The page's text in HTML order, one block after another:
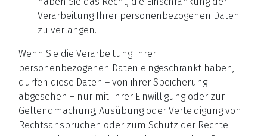
Verarbeitung Ihrer personenbezogenen Daten
zu verlangen.
Wenn Sie die Verarbeitung Ihrer
personenbezogenen Daten eingeschränkt haben,
dürfen diese Daten – von ihrer Speicherung
abgesehen – nur mit Ihrer Einwilligung oder zur
Geltendmachung, Ausübung oder Verteidigung von
Rechtsansprüchen oder zum Schutz der Rechte